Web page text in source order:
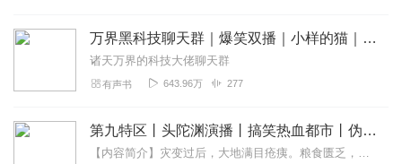
万界黑科技聊天群｜爆笑双播｜小样的猫｜VIP免费
诸天万界的科技大佬聊天群
有声书 643.96万 277
第九特区丨头陀渊演播丨搞笑热血都市丨伪戒丨VIP免费多人有声剧
【内容简介】灾变过后，大地满目疮痍。粮食匮乏，资源紧俏，局势混乱……一位从待规划区杀出来的青年，背对着漫天黄沙，孤身来到九区谋生，却不曾想偶然结识三五好友，一念...